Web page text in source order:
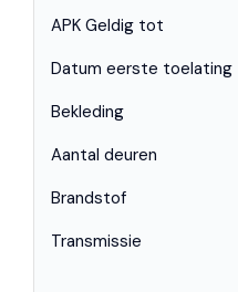
APK Geldig tot
Datum eerste toelating
Bekleding
Aantal deuren
Brandstof
Transmissie